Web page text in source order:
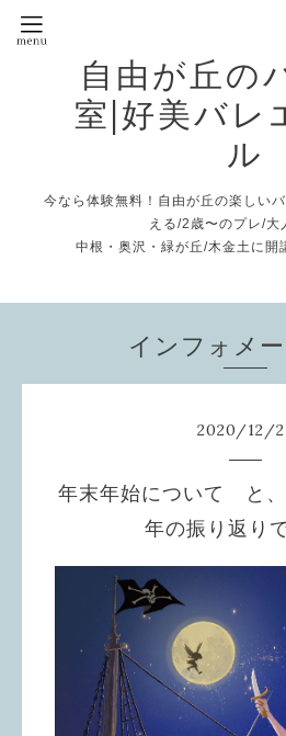
自由が丘の
室|好美バレ
ル
今なら体験無料！自由が丘の楽しい
える/2歳〜のプレ/大
中根・奥沢・緑が丘/木金土に開
インフォメ
2020/12/
年末年始について と
年の振り返り